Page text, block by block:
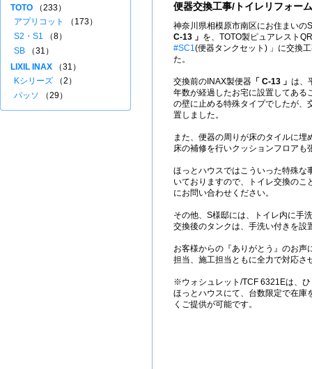
便器交換工事/トイレリフォーム
神奈川県相模原市南区にお住まいの
C-13 」 を、TOTO製ピュアレスト
#SC1(便器タンクセット) 」に交換
た。
交換前のINAX製便器 「 C-13 」 は、
年数が経過したお宅に設置してある
の壁に止める特殊タイプでしたが、
置しました。
また、便器の周りが床のタイルに埋
床の補修を行いクッションフロアも
ほっとハウスではこういった特殊な
いておりますので、トイレ交換のこ
にお問い合わせください。
その他、S様邸には、トイレ内に手
交換後のタンクは、手洗い付きを設
お客様からの『ありがとう』のお声
担当、施工担当ともに全力で対応さ
※ウォシュレット/TCF 6321Eは、
ほっとハウスにて、台数限定で在庫
くご提供が可能です。
TOTO （233）
アプリコット
（173）
S2・S1 （8）
SB （31）
LIXIL INAX （31）
Kシリーズ （2）
パッソ （29）